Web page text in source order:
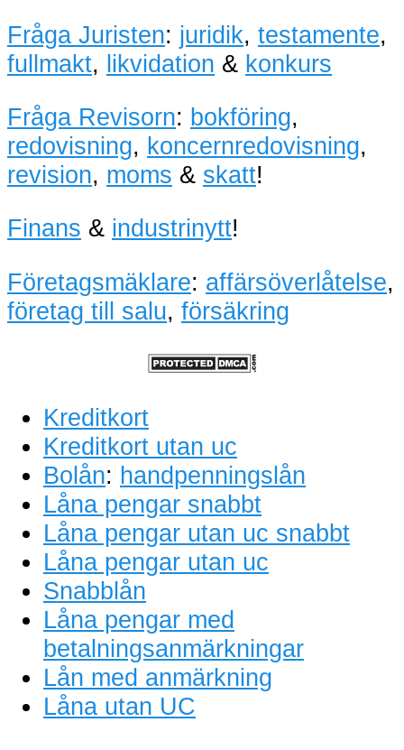
Fråga Juristen: juridik, testamente,
fullmakt, likvidation & konkurs
Fråga Revisorn: bokföring,
redovisning, koncernredovisning,
revision, moms & skatt!
Finans & industrinytt!
Företagsmäklare: affärsöverlåtelse,
företag till salu, försäkring
Kreditkort
Kreditkort utan uc
Bolån: handpenningslån
Låna pengar snabbt
Låna pengar utan uc snabbt
Låna pengar utan uc
Snabblån
Låna pengar med
betalningsanmärkningar
Lån med anmärkning
Låna utan UC